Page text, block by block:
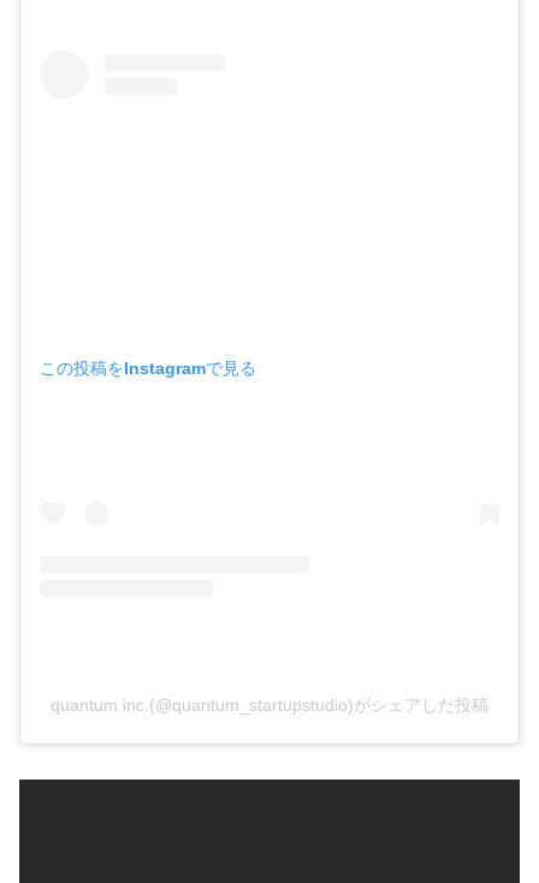
この投稿をInstagramで見る
quantum inc.(@quantum_startupstudio)がシェアした投稿